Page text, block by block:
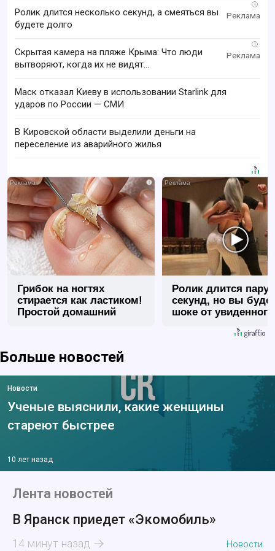
i
Ролик длится несколько секунд, а смеяться вы
будете долго
i
Скрытая камера на пляже Крыма: Что люди
вытворяют, когда их не видят...
Маск отказал Киеву в использовании Starlink для
ударов по России — СМИ
В Кировской области выделили деньги на
переселение из аварийного жилья
i
Грибок на ногтях
стирается как ластиком!
Простой домашний
Ролик длится пару
секунд, но вы
шоке от увиденного
Больше новостей
Новости
Ученые выяснили, какие женщины
стареют быстрее
10 лет назад
Лента новостей
В Яранск приедет «Экомобиль»
14 минут назад Новости